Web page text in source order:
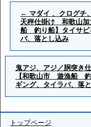
← マダイ 、クログチ
天秤仕掛け 和歌山
船 釣り船】タイサビ
バ、落とし込み
鬼アジ、アジ／胴突き
【和歌山市 遊漁船 釣
ギング、タイラバ、落
トップページ